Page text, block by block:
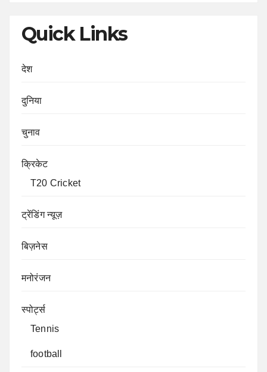
Quick Links
देश
दुनिया
चुनाव
क्रिकेट
T20 Cricket
ट्रेंडिंग न्यूज़
बिज़नेस
मनोरंजन
स्पोर्ट्स
Tennis
football